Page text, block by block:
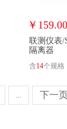
￥ 159.00
联测仪表/
隔离器
含14个规格
... 下一